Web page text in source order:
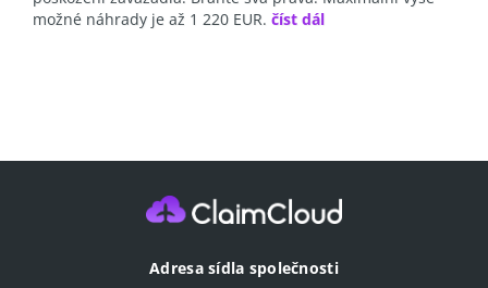
možné náhrady je až 1 220 EUR. číst dál
Adresa sídla společnosti